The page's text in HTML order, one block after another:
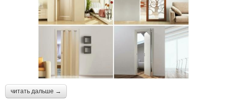
читать дальше →